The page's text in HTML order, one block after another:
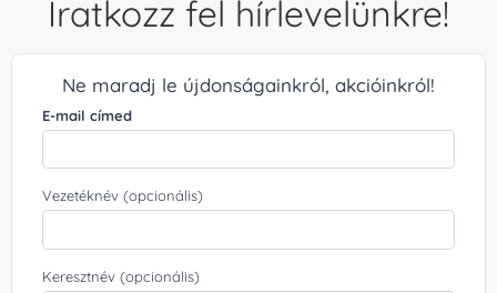
Iratkozz fel hírlevelünkre!
Ne maradj le újdonságainkról, akcióinkról!
E-mail címed
Vezetéknév (opcionális)
Keresztnév (opcionális)